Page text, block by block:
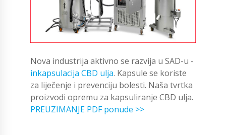
Nova industrija aktivno se razvija u SAD-u -
inkapsulacija CBD ulja. Kapsule se koriste
za liječenje i prevenciju bolesti. Naša tvrtka
proizvodi opremu za kapsuliranje CBD ulja.
PREUZIMANJE PDF ponude >>